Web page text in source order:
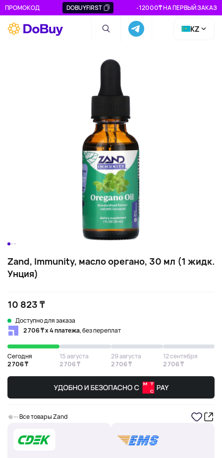
ПРОМОКОД DOBUYFIRST -12000₸ НА ПЕРВЫЙ ЗАКАЗ
KZ
Zand, Immunity, масло орегано, 30 мл (1 жидк.
Унция)
10 823 ₸
Доступно для заказа
2 706 ₸ х 4 платежа, без переплат
Сегодня
2 706 ₸
15 августа
2 706 ₸
29 августа
2 706 ₸
12 сентября
2 706 ₸
Все товары Zand